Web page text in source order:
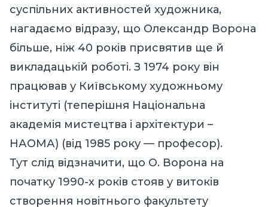
суспільних активностей художника,
нагадаємо відразу, що Олександр Ворона
більше, ніж 40 років присвятив ще й
викладацькій роботі. З 1974 року він
працював у Київському художньому
інституті (теперішня Національна
академія мистецтва і архітектури –
НАОМА) (від 1985 року — професор).
Тут слід відзначити, що О. Ворона на
початку 1990-х років стояв у витоків
створення новітнього факультету